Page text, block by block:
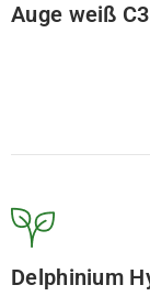
Auge weiß C3
Delphinium